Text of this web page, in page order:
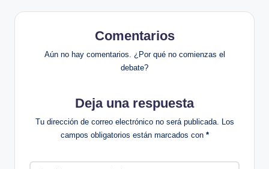
Comentarios
Aún no hay comentarios. ¿Por qué no comienzas el
debate?
Deja una respuesta
Tu dirección de correo electrónico no será publicada. Los
campos obligatorios están marcados con *